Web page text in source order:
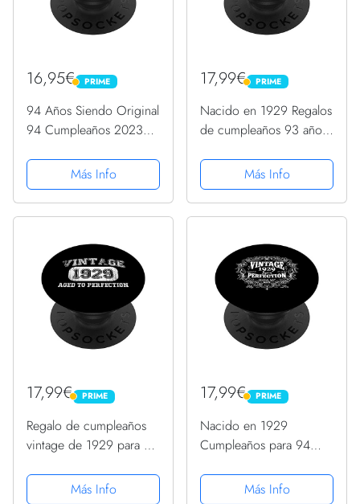
16,95€ PRIME
PRIME
94 Años Siendo Original
94 Cumpleaños 2023
PopSockets PopGrip
Intercambiable
Más Info
17,99€ PRIME
PRIME
Nacido en 1929 Regalos
de cumpleaños 93 años
PopSockets PopGrip
Intercambiable
Más Info
17,99€ PRIME
PRIME
Regalo de cumpleaños
vintage de 1929 para 93
cumpleaños PopSockets
Más Info
17,99€ PRIME
PRIME
Nacido en 1929
Cumpleaños para 94
PopGrip Intercambiable
Más Info